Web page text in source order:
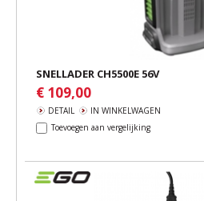
SNELLADER CH5500E 56V
€ 109,00
DETAIL
IN WINKELWAGEN
Toevoegen aan vergelijking